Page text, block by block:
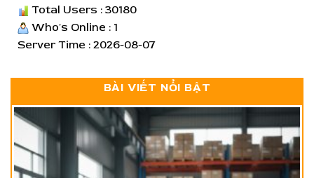
Total Users : 30180
Who's Online : 1
Server Time : 2026-08-07
BÀI VIẾT NỔI BẬT